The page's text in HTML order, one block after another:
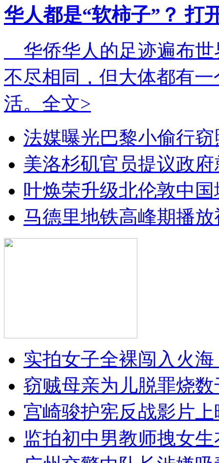
华人都是“软柿子”？ 打
华侨华人的足迹遍布世
不尽相同，但大体都有
活。 全文>
法媒曝光巴黎小偷行
美洛杉矶官员提议政
叶焕荣升级北伦敦中
马德里地铁高峰期播
实拍女子全裸闯入火
窃贼母亲为儿脱罪烧
宫崎骏护宪反战影片
监拍初中男教师拽女